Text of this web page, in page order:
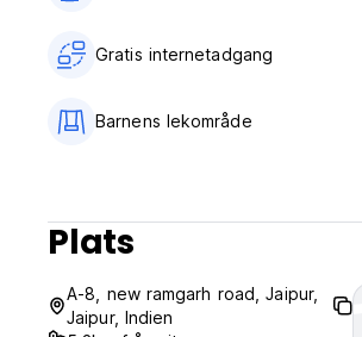
Gratis internetadgang
Barnens lekområde
Plats
A-8, new ramgarh road, Jaipur,
Jaipur, Indien